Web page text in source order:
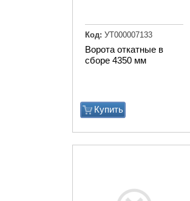
Ворота откатные в
сборе 4350 мм
Купить
Код: УТ000007133